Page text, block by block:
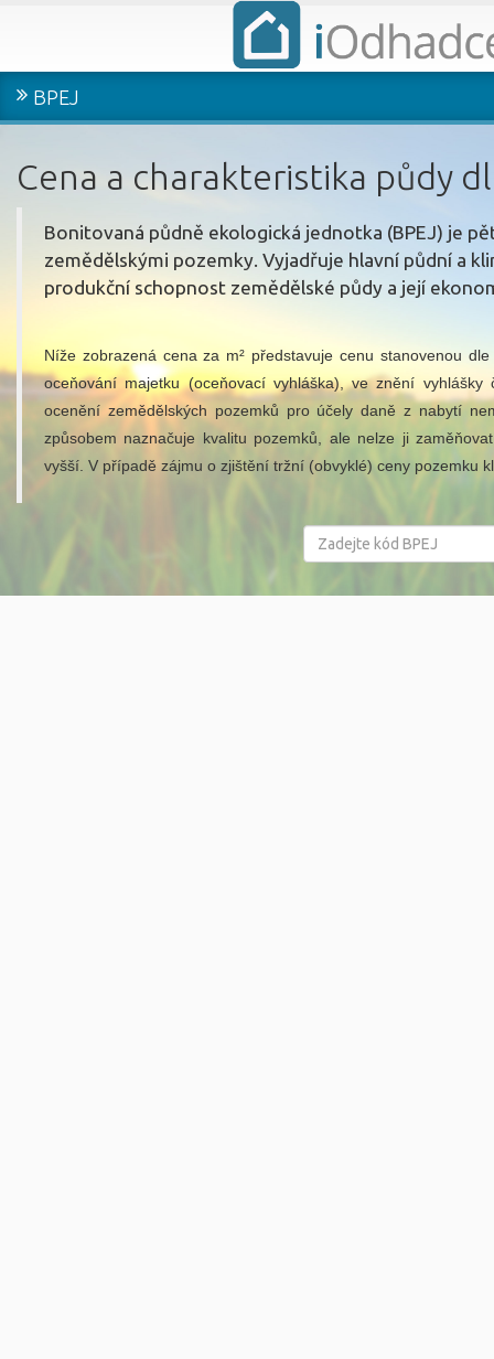
BPEJ
Cena a charakteristika půdy
Bonitovaná půdně ekologická jednotka (BPEJ) je
zemědělskými pozemky. Vyjadřuje hlavní půdní a
produkční schopnost zemědělské půdy a její
Níže zobrazená cena za m² představuje cenu stanovenou
oceňování majetku (oceňovací vyhláška), ve znění
ocenění zemědělských pozemků pro účely daně z nabytí
způsobem naznačuje kvalitu pozemků, ale nelze ji
vyšší. V případě zájmu o zjištění tržní (obvyklé) ceny pozemku